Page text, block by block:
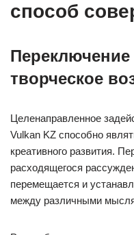
способ
творческое
Целенаправленное
Vulkan KZ способно
креативного развития.
расходящегося
перемещается и
между различными